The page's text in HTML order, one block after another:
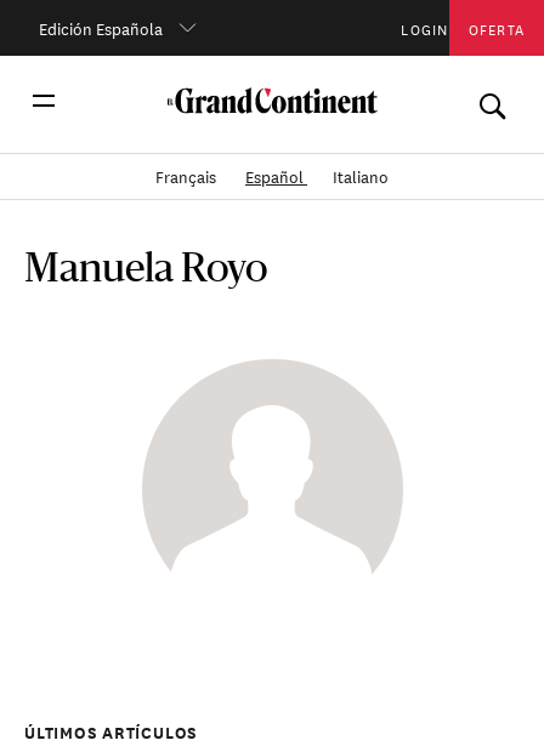
Edición Española LOGIN OFERTA
Français Español Italiano
Manuela Royo
ÚLTIMOS ARTÍCULOS